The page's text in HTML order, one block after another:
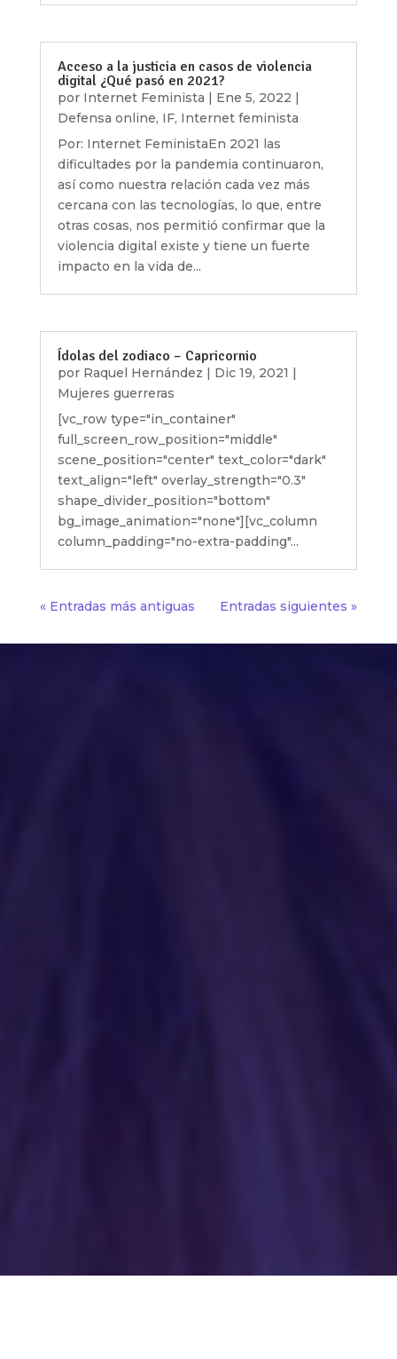
Acceso a la justicia en casos de violencia
digital ¿Qué pasó en 2021?
por Internet Feminista | Ene 5, 2022 |
Defensa online, IF, Internet feminista
Por: Internet FeministaEn 2021 las
dificultades por la pandemia continuaron,
así como nuestra relación cada vez más
cercana con las tecnologías, lo que, entre
otras cosas, nos permitió confirmar que la
violencia digital existe y tiene un fuerte
impacto en la vida de...
Ídolas del zodiaco – Capricornio
por Raquel Hernández | Dic 19, 2021 |
Mujeres guerreras
[vc_row type="in_container"
full_screen_row_position="middle"
scene_position="center" text_color="dark"
text_align="left" overlay_strength="0.3"
shape_divider_position="bottom"
bg_image_animation="none"][vc_column
column_padding="no-extra-padding"...
« Entradas más antiguas Entradas siguientes »